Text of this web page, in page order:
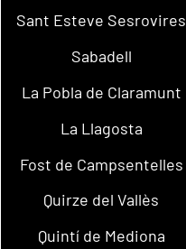
Sant Esteve Sesrovires
Sabadell
La Pobla de Claramunt
La Llagosta
Fost de Campsentelles
Quirze del Vallès
Quintí de Mediona